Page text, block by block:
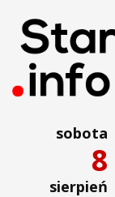
sobota
8
sierpień